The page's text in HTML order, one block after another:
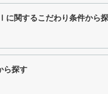
に関するこだわり条件から
ら探す